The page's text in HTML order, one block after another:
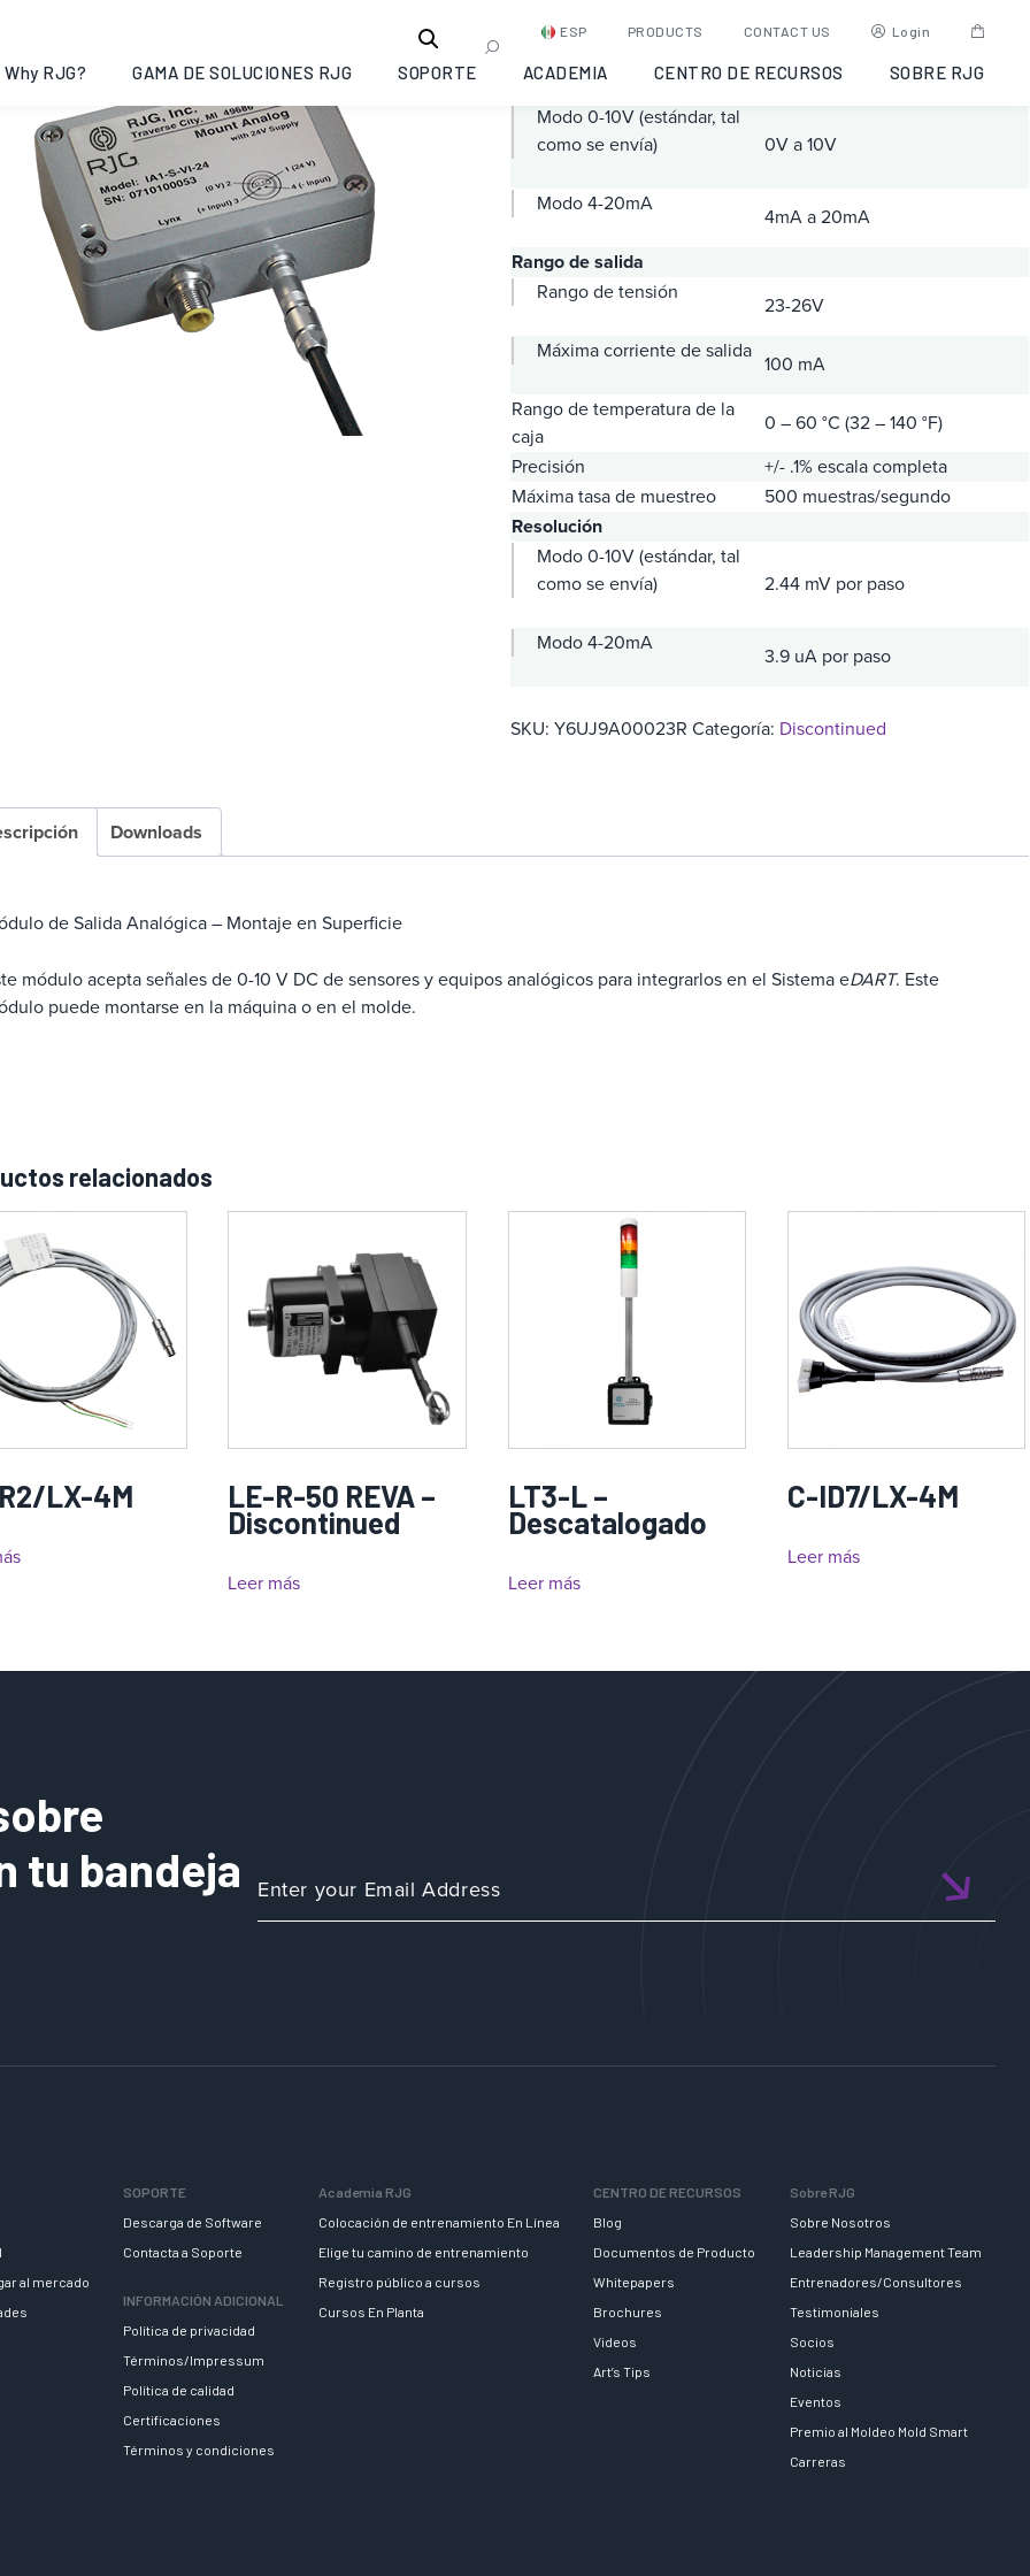
ESP PRODUCTS CONTACT US Login
Why RJG? GAMA DE SOLUCIONES RJG SOPORTE ACADEMIA CENTRO DE RECURSOS SOBRE RJG
IA1-S-VI-24 – interrumpido
Rango de entrada
Modo 0-10V (estándar, tal
como se envía)
0V a 10V
Modo 4-20mA
4mA a 20mA
Rango de salida
Rango de tensión
23-26V
Máxima corriente de salida
100 mA
Rango de temperatura de la
caja
0 – 60 °C (32 – 140 °F)
Precisión
+/- .1% escala completa
Máxima tasa de muestreo
500 muestras/segundo
Resolución
Modo 0-10V (estándar, tal
como se envía)
2.44 mV por paso
Modo 4-20mA
3.9 uA por paso
SKU:Y6UJ9A00023R Categoría: Discontinued
Downloads
de Salida Analógica – Montaje en Superficie
módulo acepta señales de 0-10 V DC de sensores y equipos analógicos para integrarlos en el Sistema eDART. Este
puede montarse en la máquina o en el molde.
relacionados
LX-4M LE-R-50 REVA –
Discontinued
Leer más
LT3-L –
Descatalogado
Leer más
C-ID7/LX-4M
Leer más
tu bandeja
al mercado
SOPORTE
Descarga de Software
Contacta a Soporte
INFORMACIÓN ADICIONAL
Política de privacidad
Términos/Impressum
Política de calidad
Certificaciones
Términos y condiciones
Academia RJG
Colocación de entrenamiento En Línea
Elige tu camino de entrenamiento
Registro público a cursos
Cursos En Planta
CENTRO DE RECURSOS
Blog
Documentos de Producto
Whitepapers
Brochures
Videos
Art’s Tips
Sobre RJG
Sobre Nosotros
Leadership Management Team
Entrenadores/Consultores
Testimoniales
Socios
Noticias
Eventos
Premio al Moldeo Mold Smart
Carreras